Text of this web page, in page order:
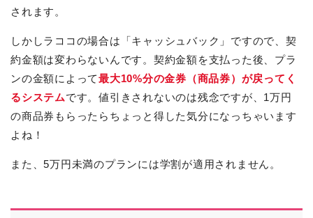
されます。
しかしラココの場合は「キャッシュバック」ですので、契
約金額は変わらないんです。契約金額を支払った後、プラ
ンの金額によって最大10%分の金券（商品券）が戻ってく
るシステムです。値引きされないのは残念ですが、1万円
の商品券もらったらちょっと得した気分になっちゃいます
よね！
また、5万円未満のプランには学割が適用されません。